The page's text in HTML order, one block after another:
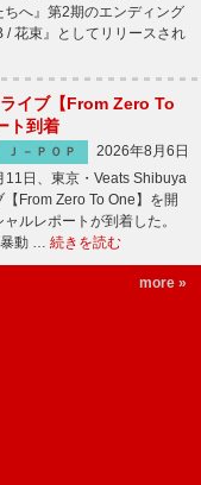
ちへ』第2期のエンディング
花束』としてリリースされ
イブ【From Zero To
ト到着
Ｊ－ＰＯＰ
2026年8月6日
日、東京・Veats Shibuya
From Zero To One】を開
ルレポートが到着した。
暴動 … 続きを読む
more »